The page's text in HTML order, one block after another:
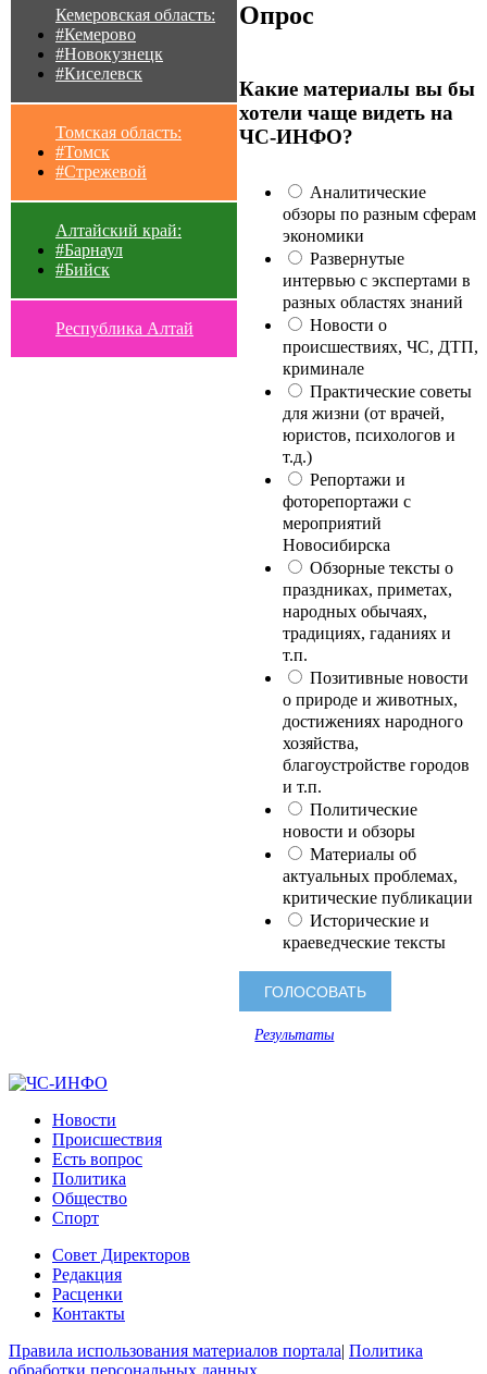
Кемеровская область:
#Кемерово
#Новокузнецк
#Киселевск
Томская область:
#Томск
#Стрежевой
Алтайский край:
#Барнаул
#Бийск
Республика Алтай
Опрос
Какие материалы вы бы
хотели чаще видеть на
ЧС-ИНФО?
Аналитические
обзоры по разным сферам
экономики
Развернутые
интервью с экспертами в
разных областях знаний
Новости о
происшествиях, ЧС, ДТП,
криминале
Практические советы
для жизни (от врачей,
юристов, психологов и
т.д.)
Репортажи и
фоторепортажи с
мероприятий
Новосибирска
Обзорные тексты о
праздниках, приметах,
народных обычаях,
традициях, гаданиях и
т.п.
Позитивные новости
о природе и животных,
достижениях народного
хозяйства,
благоустройстве городов
и т.п.
Политические
новости и обзоры
Материалы об
актуальных проблемах,
критические публикации
Исторические и
краеведческие тексты
Результаты
Новости
Происшествия
Есть вопрос
Политика
Общество
Спорт
Совет Директоров
Редакция
Расценки
Контакты
Правила использования материалов портала| Политика